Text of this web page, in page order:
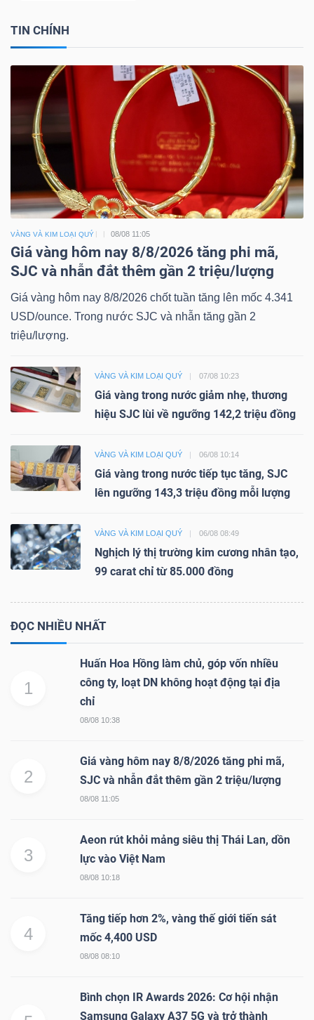
TIN CHÍNH
VÀNG VÀ KIM LOẠI QUÝ 08/08 11:05
Giá vàng hôm nay 8/8/2026 tăng phi mã,
SJC và nhẫn đắt thêm gần 2 triệu/lượng
Giá vàng hôm nay 8/8/2026 chốt tuần tăng lên mốc 4.341
USD/ounce. Trong nước SJC và nhẫn tăng gần 2
triệu/lượng.
VÀNG VÀ KIM LOẠI QUÝ 07/08 10:23
Giá vàng trong nước giảm nhẹ, thương
hiệu SJC lùi về ngưỡng 142,2 triệu đồng
VÀNG VÀ KIM LOẠI QUÝ 06/08 10:14
Giá vàng trong nước tiếp tục tăng, SJC
lên ngưỡng 143,3 triệu đồng mỗi lượng
VÀNG VÀ KIM LOẠI QUÝ 06/08 08:49
Nghịch lý thị trường kim cương nhân tạo,
99 carat chỉ từ 85.000 đồng
ĐỌC NHIỀU NHẤT
1
Huấn Hoa Hồng làm chủ, góp vốn nhiều
công ty, loạt DN không hoạt động tại địa
chỉ
08/08 10:38
2
Giá vàng hôm nay 8/8/2026 tăng phi mã,
SJC và nhẫn đắt thêm gần 2 triệu/lượng
08/08 11:05
3
Aeon rút khỏi mảng siêu thị Thái Lan, dồn
lực vào Việt Nam
08/08 10:18
4
Tăng tiếp hơn 2%, vàng thế giới tiến sát
mốc 4,400 USD
08/08 08:10
Bình chọn IR Awards 2026: Cơ hội nhận
Samsung Galaxy A37 5G và trở thành